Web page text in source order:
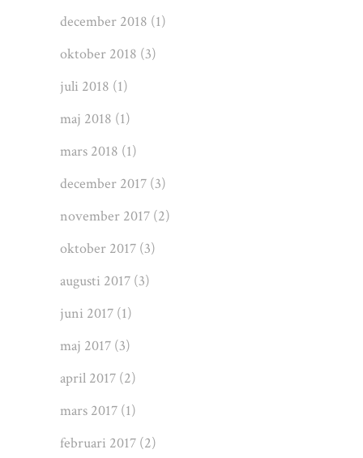
december 2018 (1)
oktober 2018 (3)
juli 2018 (1)
maj 2018 (1)
mars 2018 (1)
december 2017 (3)
november 2017 (2)
oktober 2017 (3)
augusti 2017 (3)
juni 2017 (1)
maj 2017 (3)
april 2017 (2)
mars 2017 (1)
februari 2017 (2)